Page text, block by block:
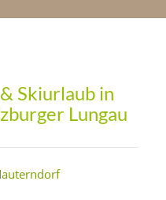
Skiurlaub in
Lungau